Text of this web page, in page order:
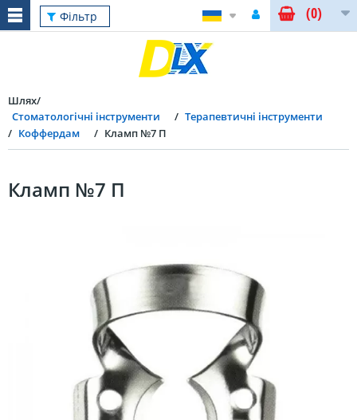
Фільтр (0)
Шлях
Стоматологічні інструменти
Терапевтичні інструменти
Коффердам
Кламп №7 П
Кламп №7 П